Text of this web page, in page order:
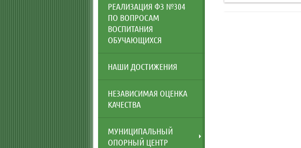
РЕАЛИЗАЦИЯ ФЗ №304
ПО ВОПРОСАМ
ВОСПИТАНИЯ
ОБУЧАЮЩИХСЯ
НАШИ ДОСТИЖЕНИЯ
НЕЗАВИСИМАЯ ОЦЕНКА
КАЧЕСТВА
МУНИЦИПАЛЬНЫЙ
ОПОРНЫЙ ЦЕНТР